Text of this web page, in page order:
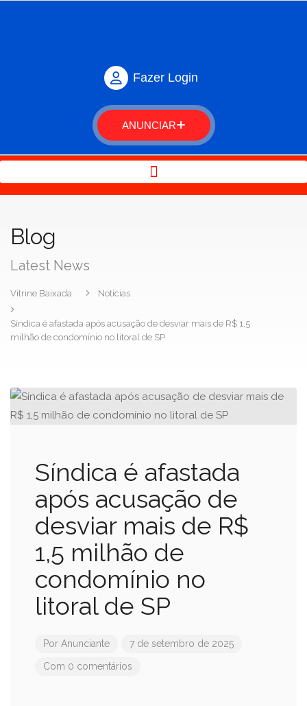
Fazer Login
ANUNCIAR
Blog
Latest News
Vitrine Baixada Notícias
Síndica é afastada após acusação de desviar mais de R$ 1,5
milhão de condomínio no litoral de SP
Síndica é afastada
após acusação de
desviar mais de R$
1,5 milhão de
condomínio no
litoral de SP
Por Anunciante 7 de setembro de 2025
Com 0 comentários